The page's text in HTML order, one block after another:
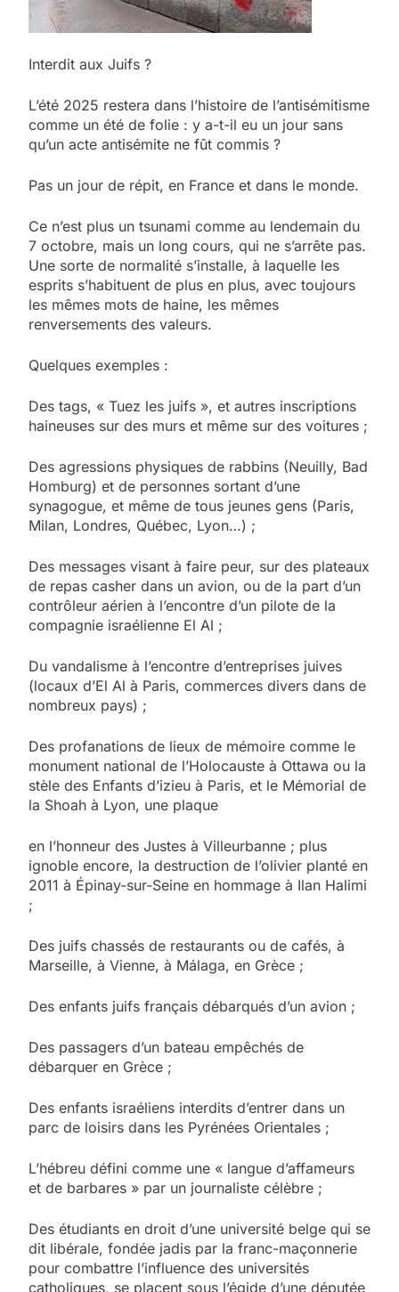
Interdit aux Juifs ?
L’été 2025 restera dans l’histoire de l’antisémitisme
comme un été de folie : y a-t-il eu un jour sans
qu’un acte antisémite ne fût commis ?
Pas un jour de répit, en France et dans le monde.
Ce n’est plus un tsunami comme au lendemain du
7 octobre, mais un long cours, qui ne s’arrête pas.
Une sorte de normalité s’installe, à laquelle les
esprits s’habituent de plus en plus, avec toujours
les mêmes mots de haine, les mêmes
renversements des valeurs.
Quelques exemples :
Des tags, « Tuez les juifs », et autres inscriptions
haineuses sur des murs et même sur des voitures ;
Des agressions physiques de rabbins (Neuilly, Bad
Homburg) et de personnes sortant d’une
synagogue, et même de tous jeunes gens (Paris,
Milan, Londres, Québec, Lyon…) ;
Des messages visant à faire peur, sur des plateaux
de repas casher dans un avion, ou de la part d’un
contrôleur aérien à l’encontre d’un pilote de la
compagnie israélienne El Al ;
Du vandalisme à l’encontre d’entreprises juives
(locaux d’El Al à Paris, commerces divers dans de
nombreux pays) ;
Des profanations de lieux de mémoire comme le
monument national de l’Holocauste à Ottawa ou la
stèle des Enfants d’izieu à Paris, et le Mémorial de
la Shoah à Lyon, une plaque
en l’honneur des Justes à Villeurbanne ; plus
ignoble encore, la destruction de l’olivier planté en
2011 à Épinay-sur-Seine en hommage à Ilan Halimi
;
Des juifs chassés de restaurants ou de cafés, à
Marseille, à Vienne, à Málaga, en Grèce ;
Des enfants juifs français débarqués d’un avion ;
Des passagers d’un bateau empêchés de
débarquer en Grèce ;
Des enfants israéliens interdits d’entrer dans un
parc de loisirs dans les Pyrénées Orientales ;
L’hébreu défini comme une « langue d’affameurs
et de barbares » par un journaliste célèbre ;
Des étudiants en droit d’une université belge qui se
dit libérale, fondée jadis par la franc-maçonnerie
pour combattre l’influence des universités
catholiques, se placent sous l’égide d’une députée